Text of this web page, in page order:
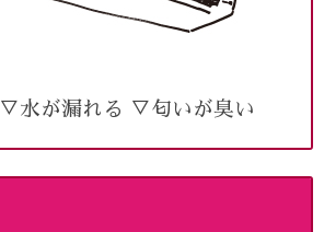
水が漏れる ▽匂いが臭い